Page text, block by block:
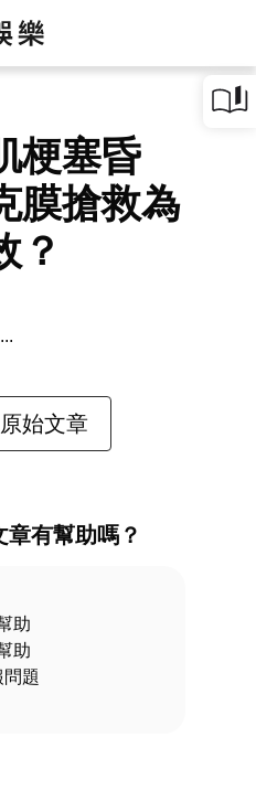
梗塞昏
膜搶救為
？
始文章
有幫助嗎？
助
助
問題